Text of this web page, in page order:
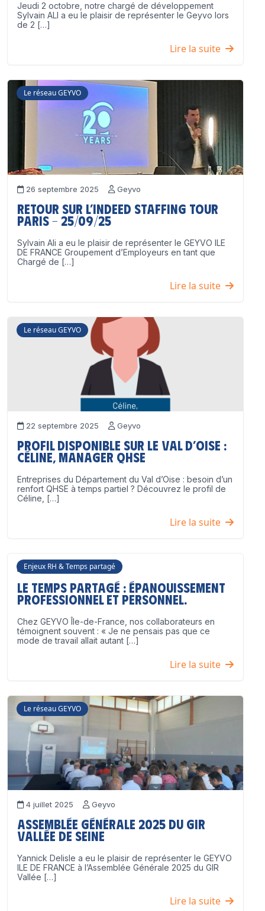
Jeudi 2 octobre, notre chargé de développement
Sylvain ALI a eu le plaisir de représenter le Geyvo lors
de 2 […]
Lire la suite
Le réseau GEYVO
26 septembre 2025 Geyvo
Retour sur l’Indeed Staffing Tour
Paris – 25/09/25
Sylvain Ali a eu le plaisir de représenter le GEYVO ILE
DE FRANCE Groupement d’Employeurs en tant que
Chargé de […]
Lire la suite
Le réseau GEYVO
22 septembre 2025 Geyvo
Profil disponible sur le Val d’Oise :
Céline, Manager QHSE
Entreprises du Département du Val d’Oise : besoin d’un
renfort QHSE à temps partiel ? Découvrez le profil de
Céline, […]
Lire la suite
Enjeux RH & Temps partagé
17 juillet 2025 Geyvo
Le temps partagé : épanouissement
professionnel ET personnel.
Chez GEYVO Île-de-France, nos collaborateurs en
témoignent souvent : « Je ne pensais pas que ce
mode de travail allait autant […]
Lire la suite
Le réseau GEYVO
4 juillet 2025 Geyvo
Assemblée Générale 2025 du GIR
Vallée de Seine
Yannick Delisle a eu le plaisir de représenter le GEYVO
ILE DE FRANCE à l’Assemblée Générale 2025 du GIR
Vallée […]
Lire la suite